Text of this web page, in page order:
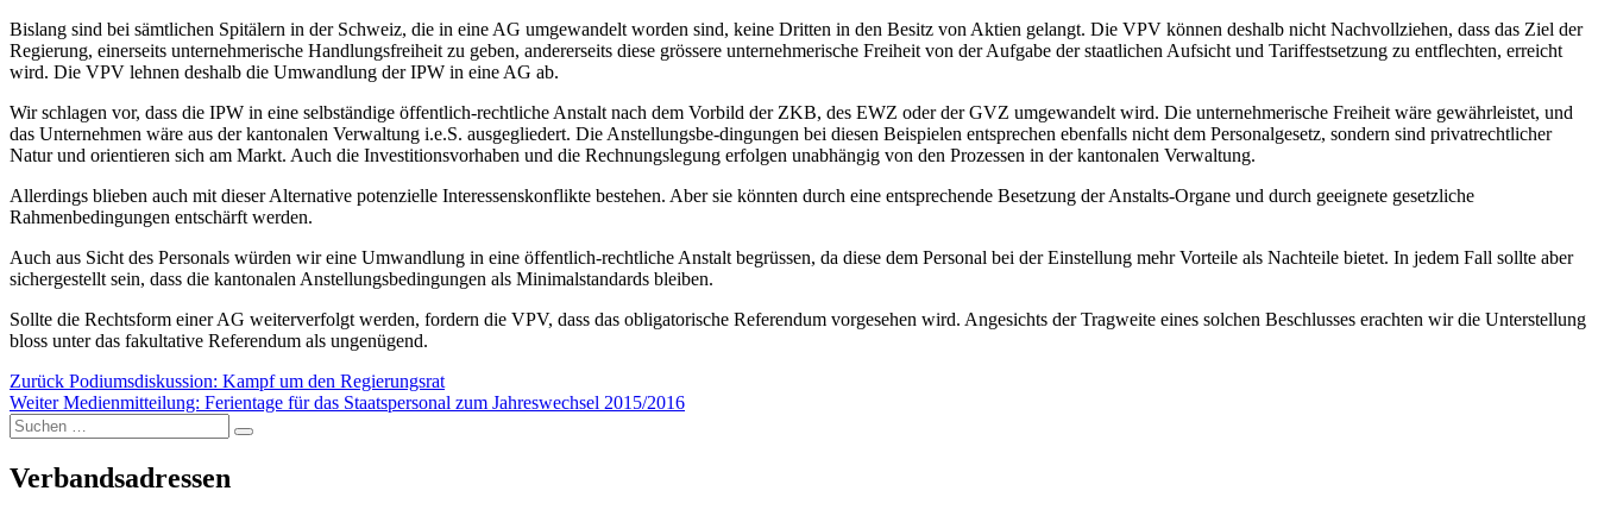
Bislang sind bei sämtlichen Spitälern in der Schweiz, die in eine AG umgewandelt worden sind, keine Dritten in den Besitz von Aktien gelangt. Die VPV können deshalb nicht Nachvollziehen, dass das Ziel der
Regierung, einerseits unternehmerische Handlungsfreiheit zu geben, andererseits diese grössere unternehmerische Freiheit von der Aufgabe der staatlichen Aufsicht und Tariffestsetzung zu entflechten, erreicht
wird. Die VPV lehnen deshalb die Umwandlung der IPW in eine AG ab.
Wir schlagen vor, dass die IPW in eine selbständige öffentlich-rechtliche Anstalt nach dem Vorbild der ZKB, des EWZ oder der GVZ umgewandelt wird. Die unternehmerische Freiheit wäre gewährleistet, und
das Unternehmen wäre aus der kantonalen Verwaltung i.e.S. ausgegliedert. Die Anstellungsbe-dingungen bei diesen Beispielen entsprechen ebenfalls nicht dem Personalgesetz, sondern sind privatrechtlicher
Natur und orientieren sich am Markt. Auch die Investitionsvorhaben und die Rechnungslegung erfolgen unabhängig von den Prozessen in der kantonalen Verwaltung.
Allerdings blieben auch mit dieser Alternative potenzielle Interessenskonflikte bestehen. Aber sie könnten durch eine entsprechende Besetzung der Anstalts-Organe und durch geeignete gesetzliche
Rahmenbedingungen entschärft werden.
Auch aus Sicht des Personals würden wir eine Umwandlung in eine öffentlich-rechtliche Anstalt begrüssen, da diese dem Personal bei der Einstellung mehr Vorteile als Nachteile bietet. In jedem Fall sollte aber
sichergestellt sein, dass die kantonalen Anstellungsbedingungen als Minimalstandards bleiben.
Sollte die Rechtsform einer AG weiterverfolgt werden, fordern die VPV, dass das obligatorische Referendum vorgesehen wird. Angesichts der Tragweite eines solchen Beschlusses erachten wir die Unterstellung
bloss unter das fakultative Referendum als ungenügend.
Zurück Vorheriger
Beitrag:
Podiumsdiskussion: Kampf um den Regierungsrat
Weiter Nächster
Beitrag:
Medienmitteilung: Ferientage für das Staatspersonal zum Jahreswechsel 2015/2016
Suchen
nach:
Suchen
Verbandsadressen